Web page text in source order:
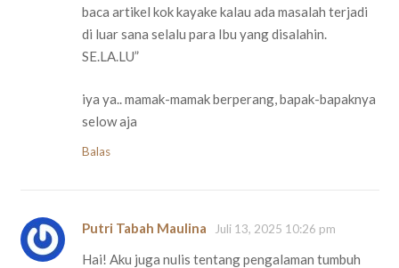
baca artikel kok kayake kalau ada masalah terjadi
di luar sana selalu para Ibu yang disalahin.
SE.LA.LU”
iya ya.. mamak-mamak berperang, bapak-bapaknya
selow aja
Balas
Putri Tabah Maulina Juli 13, 2025 10:26 pm
Hai! Aku juga nulis tentang pengalaman tumbuh